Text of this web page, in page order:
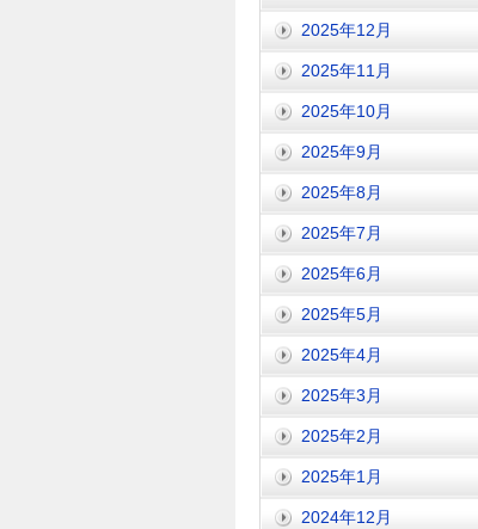
2025年12月
2025年11月
2025年10月
2025年9月
2025年8月
2025年7月
2025年6月
2025年5月
2025年4月
2025年3月
2025年2月
2025年1月
2024年12月